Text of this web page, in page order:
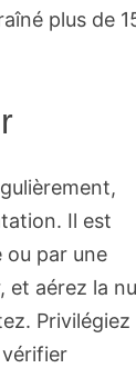
plus de
Il est
ou par une
et aérez la
Privilégiez